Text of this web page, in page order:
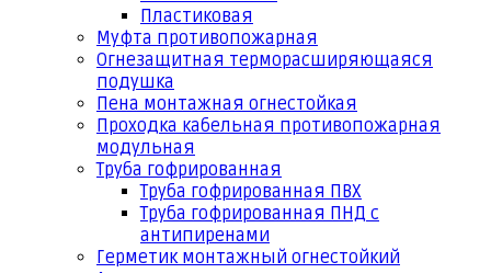
Пластиковая
Муфта противопожарная
Огнезащитная терморасширяющаяся
подушка
Пена монтажная огнестойкая
Проходка кабельная противопожарная
модульная
Труба гофрированная
Труба гофрированная ПВХ
Труба гофрированная ПНД с
антипиренами
Герметик монтажный огнестойкий